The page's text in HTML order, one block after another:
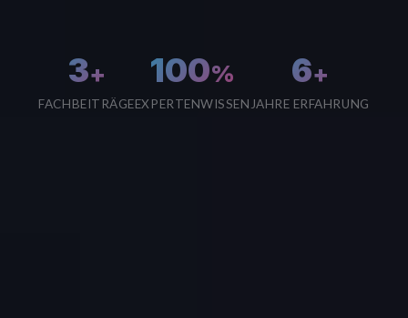
3+
FACHBEITRÄGE
100%
EXPERTENWISSEN
6+
JAHRE ERFAHRUNG